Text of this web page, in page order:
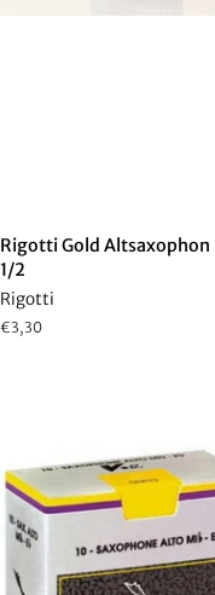
Rigotti Gold Altsaxophon
1/2
Rigotti
Normaler
€3,30